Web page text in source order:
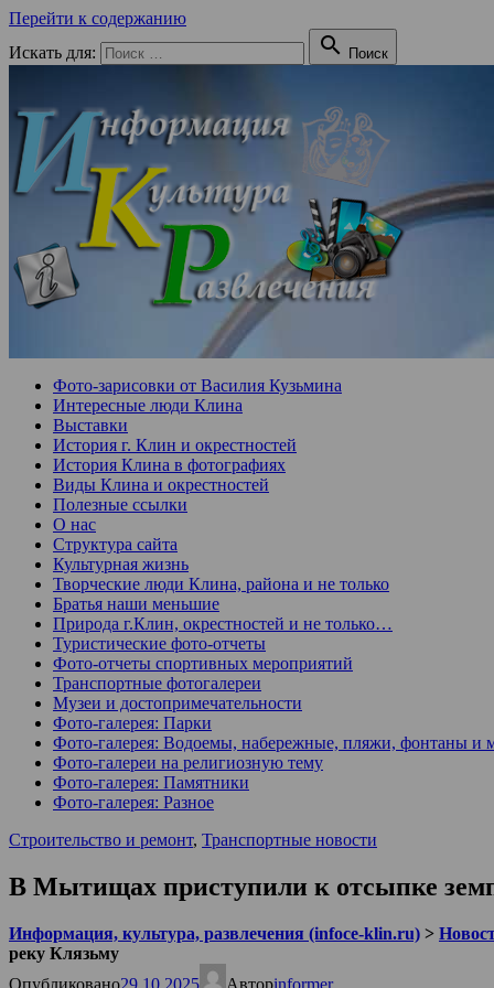
Перейти к содержанию
Искать для:
 Поиск
Фото-зарисовки от Василия Кузьмина
Интересные люди Клина
Выставки
История г. Клин и окрестностей
История Клина в фотографиях
Виды Клина и окрестностей
Полезные ссылки
О нас
Структура сайта
Культурная жизнь
Творческие люди Клина, района и не только
Братья наши меньшие
Природа г.Клин, окрестностей и не только…
Туристические фото-отчеты
Фото-отчеты спортивных мероприятий
Транспортные фотогалереи
Музеи и достопримечательности
Фото-галерея: Парки
Фото-галерея: Водоемы, набережные, пляжи, фонтаны и
Фото-галереи на религиозную тему
Фото-галерея: Памятники
Фото-галерея: Разное
Строительство и ремонт, Транспортные новости
В Мытищах приступили к отсыпке
Информация, культура, развлечения (infoce-klin.ru) >
реку Клязьму
Опубликовано29.10.2025 Авторinformer